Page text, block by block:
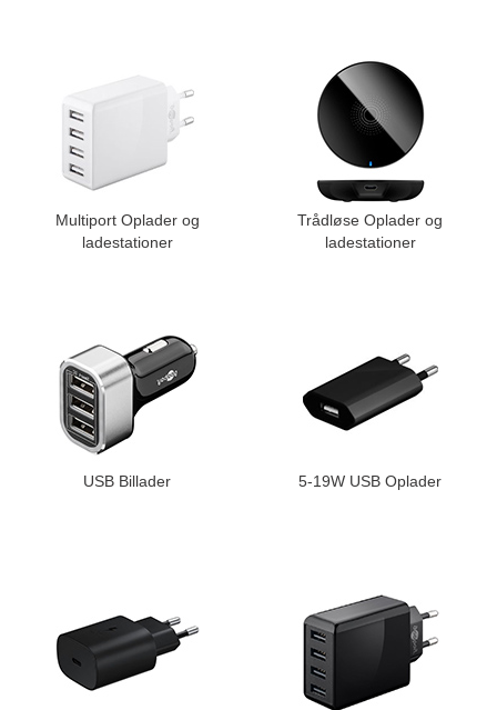
Multiport Oplader og
ladestationer
Trådløse Oplader og
ladestationer
USB Billader 5-19W USB Oplader